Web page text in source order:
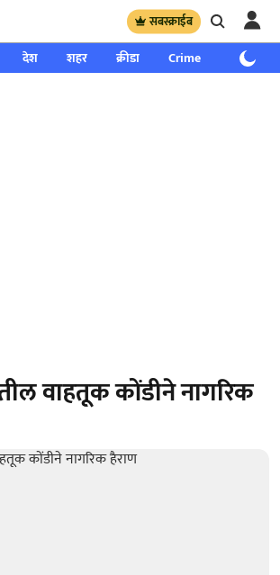
सबस्क्राईब
देश शहर क्रीडा Crime साप्ताहिक
वाहतूक कोंडीने नागरिक